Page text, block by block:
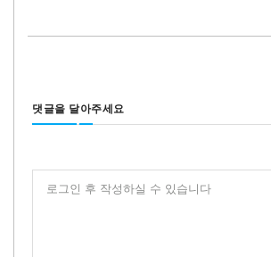
댓글을 달아주세요
로그인 후 작성하실 수 있습니다